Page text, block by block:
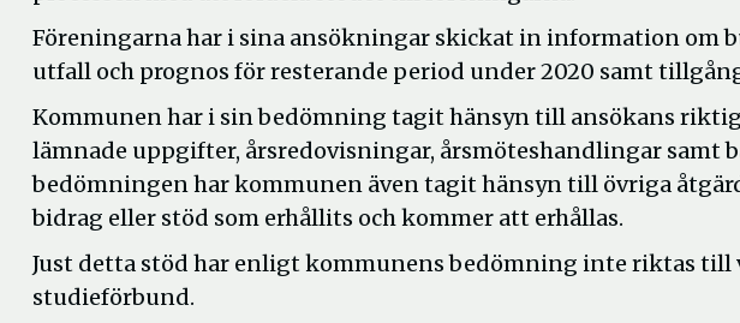
Föreningarna har i sina ansökningar skickat in information om
utfall och prognos för resterande period under 2020 samt
Kommunen har i sin bedömning tagit hänsyn till ansökans
lämnade uppgifter, årsredovisningar, årsmöteshandlingar samt
bedömningen har kommunen även tagit hänsyn till övriga
bidrag eller stöd som erhållits och kommer att erhållas.
Just detta stöd har enligt kommunens bedömning inte riktas till
studieförbund.